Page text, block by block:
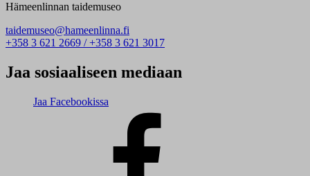
Hämeenlinnan taidemuseo
taidemuseo@hameenlinna.fi
+358 3 621 2669 / +358 3 621 3017
Jaa sosiaaliseen mediaan
Jaa Facebookissa